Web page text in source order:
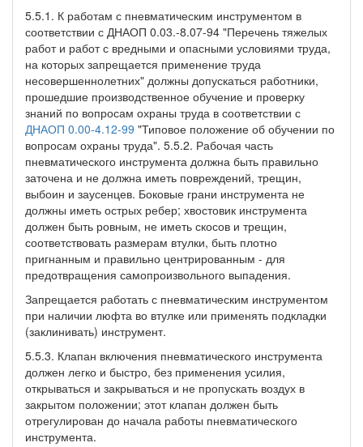
5.5.1. К работам с пневматическим инструментом в
соответствии с ДНАОП 0.03.-8.07-94 "Перечень тяжелых
работ и работ с вредными и опасными условиями труда,
на которых запрещается применение труда
несовершеннолетних" должны допускаться работники,
прошедшие производственное обучение и проверку
знаний по вопросам охраны труда в соответствии с
ДНАОП 0.00-4.12-99 "Типовое положение об обучении по
вопросам охраны труда". 5.5.2. Рабочая часть
пневматического инструмента должна быть правильно
заточена и не должна иметь повреждений, трещин,
выбоин и заусенцев. Боковые грани инструмента не
должны иметь острых ребер; хвостовик инструмента
должен быть ровным, не иметь скосов и трещин,
соответствовать размерам втулки, быть плотно
пригнанным и правильно центрированным - для
предотвращения самопроизвольного выпадения.
Запрещается работать с пневматическим инструментом
при наличии люфта во втулке или применять подкладки
(заклинивать) инструмент.
5.5.3. Клапан включения пневматического инструмента
должен легко и быстро, без применения усилия,
открываться и закрываться и не пропускать воздух в
закрытом положении; этот клапан должен быть
отрегулирован до начала работы пневматического
инструмента.